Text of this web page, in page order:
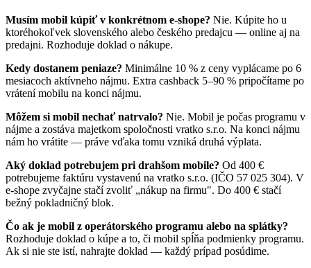
Musím mobil kúpiť v konkrétnom e-shope? Nie. Kúpite ho u
ktoréhokoľvek slovenského alebo českého predajcu — online aj na
predajni. Rozhoduje doklad o nákupe.
Kedy dostanem peniaze? Minimálne 10 % z ceny vyplácame po 6
mesiacoch aktívneho nájmu. Extra cashback 5–90 % pripočítame po
vrátení mobilu na konci nájmu.
Môžem si mobil nechať natrvalo? Nie. Mobil je počas programu v
nájme a zostáva majetkom spoločnosti vratko s.r.o. Na konci nájmu
nám ho vrátite — práve vďaka tomu vzniká druhá výplata.
Aký doklad potrebujem pri drahšom mobile? Od 400 €
potrebujeme faktúru vystavenú na vratko s.r.o. (IČO 57 025 304). V
e-shope zvyčajne stačí zvoliť „nákup na firmu". Do 400 € stačí
bežný pokladničný blok.
Čo ak je mobil z operátorského programu alebo na splátky?
Rozhoduje doklad o kúpe a to, či mobil spĺňa podmienky programu.
Ak si nie ste istí, nahrajte doklad — každý prípad posúdime.